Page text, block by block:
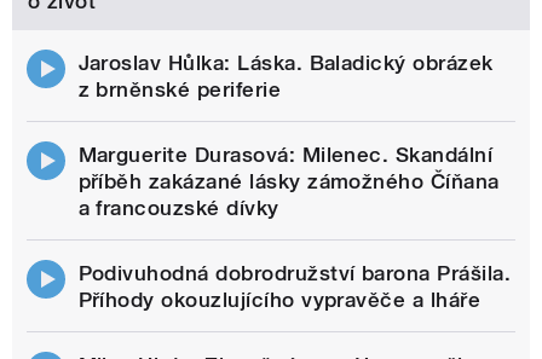
Jaroslav Hůlka: Láska. Baladický obrázek
z brněnské periferie
Marguerite Durasová: Milenec. Skandální
příběh zakázané lásky zámožného Číňana
a francouzské dívky
Podivuhodná dobrodružství barona Prášila.
Příhody okouzlujícího vypravěče a lháře